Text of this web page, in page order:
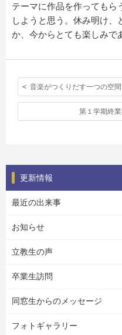
テーマに作品を作ってもら
しようと思う。休み明け、
か、今からとても楽しみで
第１学期終
更新情報
最近の出来事
お知らせ
立教生の声
卒業生訪問
同窓生からのメッセージ
フォトギャラリー